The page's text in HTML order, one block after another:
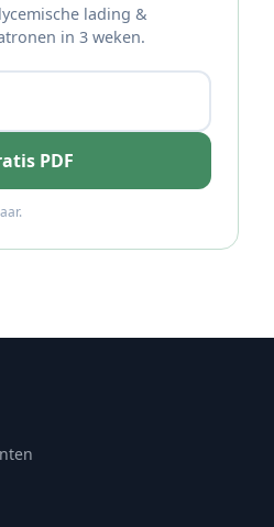
lading &
in 3 weken.
PDF